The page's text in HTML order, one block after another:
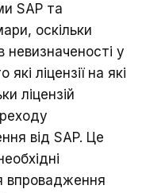
SAP та
оскільки
невизначеності у
які ліцензії на які
ліцензій
від SAP. Це
впровадження